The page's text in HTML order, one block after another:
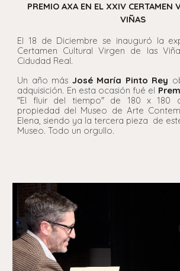
PREMIO AXA EN EL XXIV CERTAMEN
VIÑAS
El 18 de Diciembre se inauguró la
Certamen Cultural Virgen de las
Cidudad Real.
Un año más José María Pinto Rey
adquisición. En esta ocasión fué el
"El fluir del tiempo" de 180 x 180
propiedad del Museo de Arte
Elena, siendo ya la tercera pieza de
Museo. Todo un orgullo.